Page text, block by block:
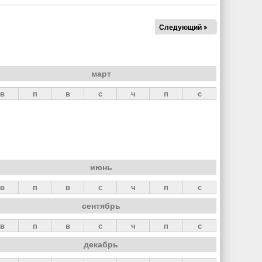
Следующий »
март
в п в с ч п с
июнь
в п в с ч п с
сентябрь
в п в с ч п с
декабрь